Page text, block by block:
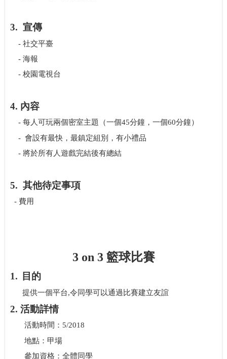
3. 宣傳
- 社交平臺
- 海報
- 校園電視台
4. 內容
- 每人可玩兩個密室主題（一個45分鐘，一個60分鐘）
- 會設有最快，最鎮定組別，有小禮品
- 將於所有人遊戲完結後有總結
5. 其他待定事項
- 費用
3 on 3 籃球比賽
1. 目的
提供一個平台,令同學可以通過比賽建立友誼
2. 活動詳情
活動時間： 5/2018
地點：甲場
參加資格：全體同學